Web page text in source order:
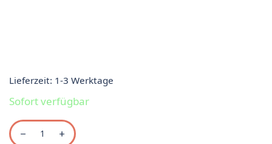
Lieferzeit: 1-3 Werktage
Sofort verfügbar